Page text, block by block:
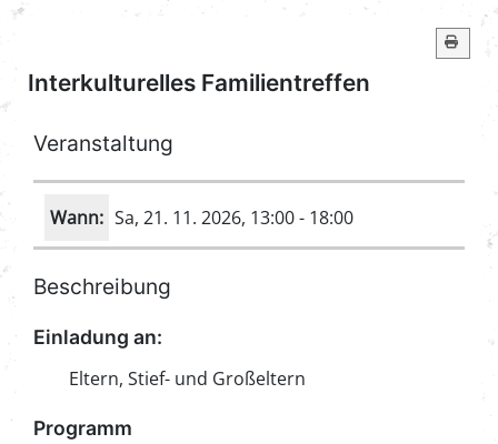
Interkulturelles Familientreffen
Veranstaltung
Wann: Sa, 21. 11. 2026, 13:00- 18:00
Beschreibung
Einladung an:
Eltern, Stief- und Großeltern
Programm